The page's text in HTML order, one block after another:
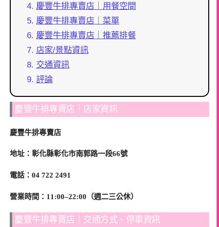
慶豐牛排專賣店｜用餐空間
慶豐牛排專賣店｜菜單
慶豐牛排專賣店｜推薦排餐
店家/景點資訊
交通資訊
評論
慶豐牛排專賣店｜店家資訊
慶豐牛排專賣店
地址：彰化縣彰化市南郭路一段66號
電話：04 722 2491
營業時間：11:00–22:00（週二三公休）
慶豐牛排專賣店｜交通方式、停車資訊